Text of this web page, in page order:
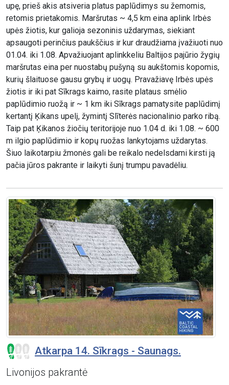
upę, prieš akis atsiveria platus paplūdimys su žemomis,
retomis prietakomis. Maršrutas ~ 4,5 km eina aplink Irbės
upės žiotis, kur galioja sezoninis uždarymas, siekiant
apsaugoti perinčius paukščius ir kur draudžiama įvažiuoti nuo
01.04. iki 1.08. Apvažiuojant aplinkkeliu Baltijos pajūrio žygių
maršrutas eina per nuostabų pušyną su aukštomis kopomis,
kurių šlaituose gausu grybų ir uogų. Pravažiavę Irbės upės
žiotis ir iki pat Sīkrags kaimo, rasite plataus smėlio
paplūdimio ruožą ir ~ 1 km iki Sīkrags pamatysite paplūdimį
kertantį Ķikans upelį, žymintį Slīterės nacionalinio parko ribą.
Taip pat Ķikanos žiočių teritorijoje nuo 1.04 d. iki 1.08. ~ 600
m ilgio paplūdimio ir kopų ruožas lankytojams uždarytas.
Šiuo laikotarpiu žmonės gali be reikalo nedelsdami kirsti ją
pačia jūros pakrante ir laikyti šunį trumpu pavadėliu.
Atkarpa 14. Sīkrags - Saunags.
Livonijos pakrantė